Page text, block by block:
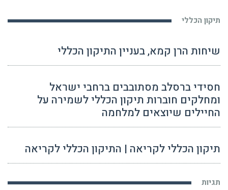
תיקון הכללי
שיחות הרן קמא, בעניין התיקון הכללי
חסידי ברסלב מסתובבים ברחבי ישראל
ומחלקים חוברות תיקון הכללי לשמירה על
החיילים שיוצאים למלחמה
תיקון הכללי לקריאה | התיקון הכללי לקריאה
תגיות